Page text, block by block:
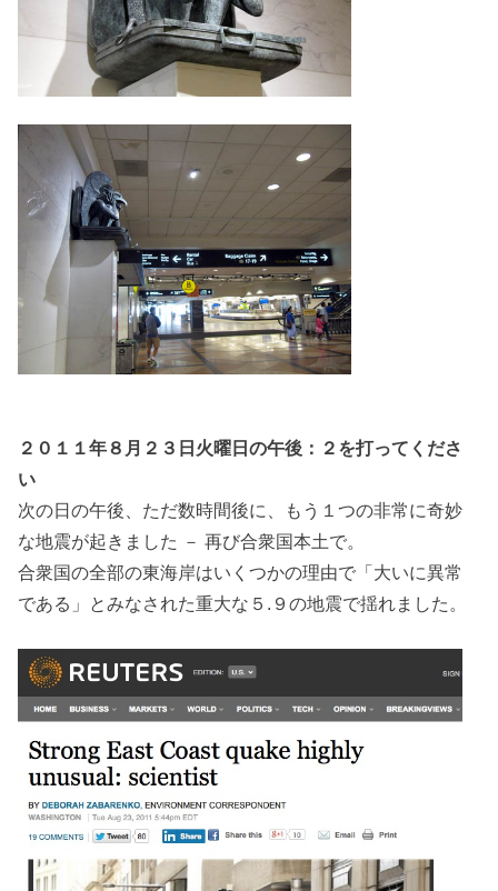
２０１１年８月２３日火曜日の午後：２を打ってくださ
い
次の日の午後、ただ数時間後に、もう１つの非常に奇妙
な地震が起きました － 再び合衆国本土で。
合衆国の全部の東海岸はいくつかの理由で「大いに異常
である」とみなされた重大な５.９の地震で揺れました。